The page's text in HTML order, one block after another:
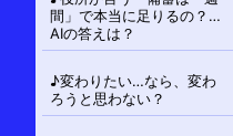
間」で本当に足りるの？…
AIの答えは？
♪変わりたい…なら、変わ
ろうと思わない？